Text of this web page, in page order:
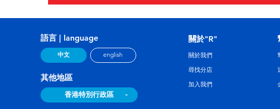
語言 | language
中文 english
其他地區
香港特別行政區
關於"R"
關於我們
尋找分店
加入我們